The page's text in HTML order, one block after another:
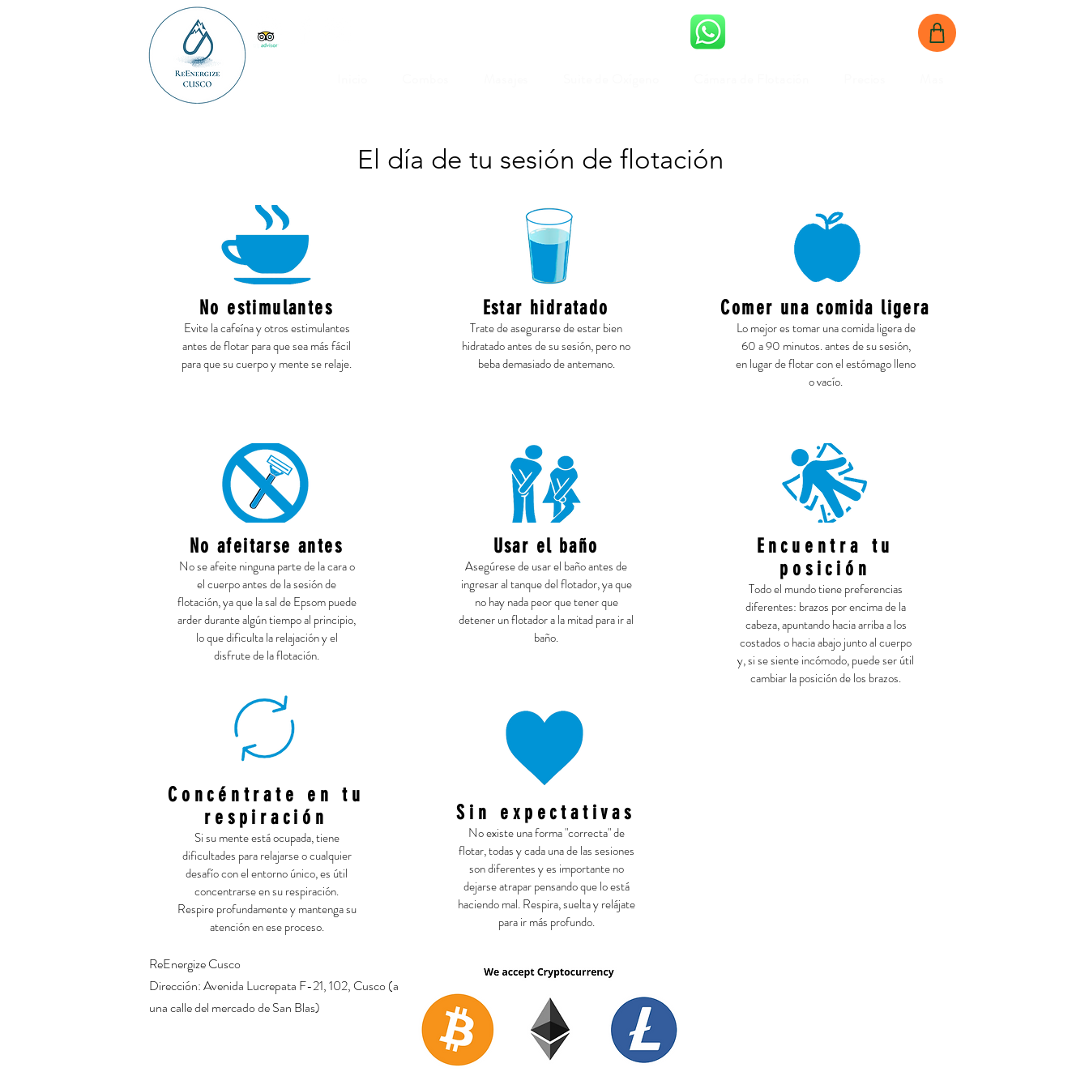
El día de tu sesión de flotación
No estimulantes
Evite la cafeína y otros estimulantes
antes de flotar para que sea más fácil
para que su cuerpo y mente se relaje.
No afeitarse antes
No se afeite ninguna parte de la cara o
el cuerpo antes de la sesión de
flotación, ya que la sal de Epsom puede
arder durante algún tiempo al principio,
lo que dificulta la relajación y el
disfrute de la flotación.
Concéntrate en tu
respiración
Si su mente está ocupada, tiene
dificultades para relajarse o cualquier
desafío con el entorno único, es útil
concentrarse en su respiración.
Respire profundamente y mantenga su
atención en ese proceso.
Estar hidratado
Trate de asegurarse de estar bien
hidratado antes de su sesión, pero no
beba demasiado de antemano.
Usar el baño
Asegúrese de usar el baño antes de
ingresar al tanque del flotador, ya que
no hay nada peor que tener que
detener un flotador a la mitad para ir al
baño.
Sin expectativas
No existe una forma "correcta" de
flotar, todas y cada una de las sesiones
son diferentes y es importante no
dejarse atrapar pensando que lo está
haciendo mal. Respira, suelta y relájate
para ir más profundo.
Comer una comida ligera
Lo mejor es tomar una comida ligera de
60 a 90 minutos. antes de su sesión,
en lugar de flotar con el estómago lleno
o vacío.
Encuentra tu
posición
Todo el mundo tiene preferencias
diferentes: brazos por encima de la
cabeza, apuntando hacia arriba a los
costados o hacia abajo junto al cuerpo
y, si se siente incómodo, puede ser útil
cambiar la posición de los brazos.
ReEnergize Cusco
Dirección: Avenida Lucrepata F-21, 102, Cusco (a
una calle del mercado de San Blas)